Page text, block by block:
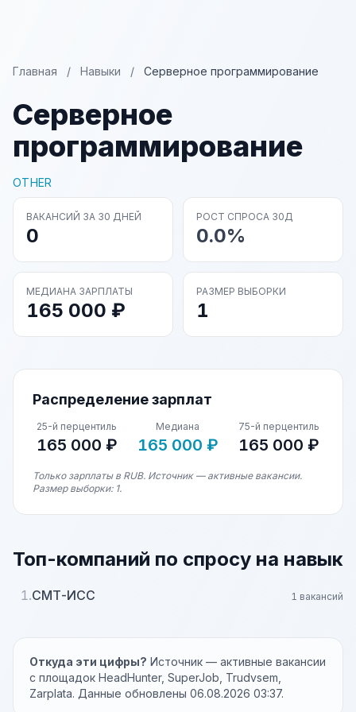
Главная / Навыки / Серверное программирование
Серверное
программирование
OTHER
ВАКАНСИЙ ЗА 30 ДНЕЙ
0
РОСТ СПРОСА 30Д
0.0%
МЕДИАНА ЗАРПЛАТЫ
165 000 ₽
РАЗМЕР ВЫБОРКИ
1
Распределение зарплат
25-й перцентиль
165 000 ₽
Медиана
165 000 ₽
75-й перцентиль
165 000 ₽
Только зарплаты в RUB. Источник — активные вакансии.
Размер выборки: 1.
Топ-компаний по спросу на навык
1.СМТ-ИСС 1 вакансий
Откуда эти цифры? Источник — активные вакансии
с площадок HeadHunter, SuperJob, Trudvsem,
Zarplata. Данные обновлены 06.08.2026 03:37.